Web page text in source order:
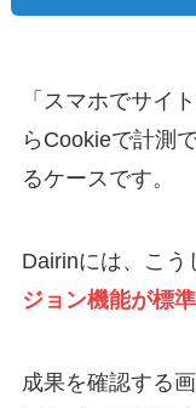
「スマホでサイ
らCookieで計測
るケースです。
Dairinには、こう
ジョン機能が標
成果を確認する